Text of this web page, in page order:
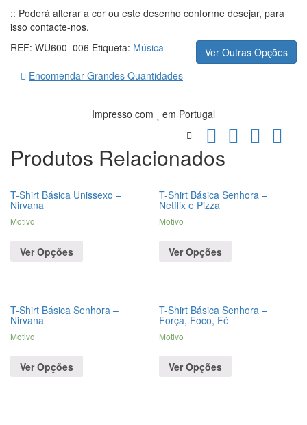
:: Poderá alterar a cor ou este desenho conforme desejar, para
isso contacte-nos.
Ver Outras Opções
REF: WU600_006 Etiqueta: Música
Encomendar Grandes Quantidades
Impresso com em Portugal
Produtos Relacionados
T-Shirt Básica Unissexo –
Nirvana
Motivo
Ver Opções
T-Shirt Básica Senhora –
Netflix e Pizza
Motivo
Ver Opções
T-Shirt Básica Senhora –
Nirvana
Motivo
Ver Opções
T-Shirt Básica Senhora –
Força, Foco, Fé
Motivo
Ver Opções